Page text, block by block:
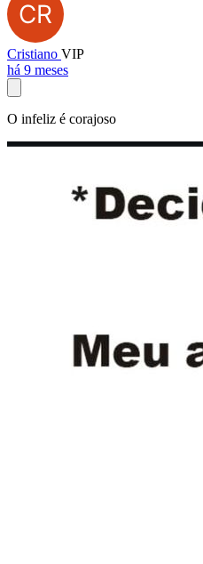
Cristiano VIP
há 9 meses
O infeliz é corajoso